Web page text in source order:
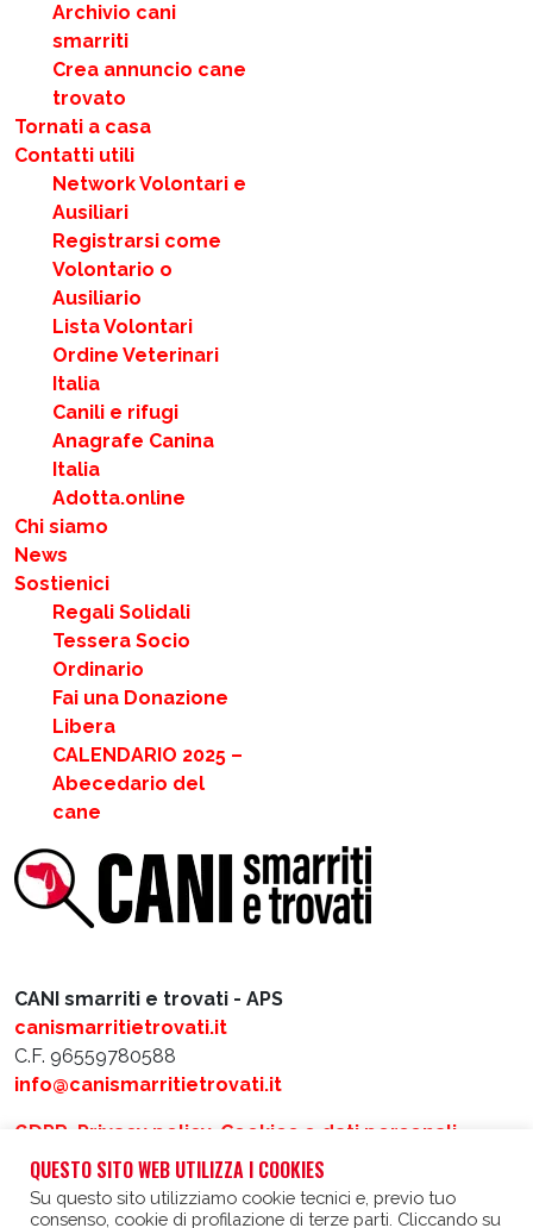
CANI smarriti e trovati - APS
canismarritietrovati.it
C.F. 96559780588
info@canismarritietrovati.it
GDPR, Privacy policy, Cookies e dati personali
Realizzato daIntergrafe Matacotti Design
Archivio cani
smarriti
Crea annuncio cane
trovato
Tornati a casa
Contatti utili
Network Volontari e
Ausiliari
Registrarsi come
Volontario o
Ausiliario
Lista Volontari
Ordine Veterinari
Italia
Canili e rifugi
Anagrafe Canina
Italia
Adotta.online
Chi siamo
News
Sostienici
Regali Solidali
Tessera Socio
Ordinario
Fai una Donazione
Libera
CALENDARIO 2025 –
Abecedario del
cane
QUESTO SITO WEB UTILIZZA I COOKIES
Su questo sito utilizziamo cookie tecnici e, previo tuo
consenso, cookie di profilazione di terze parti. Cliccando su